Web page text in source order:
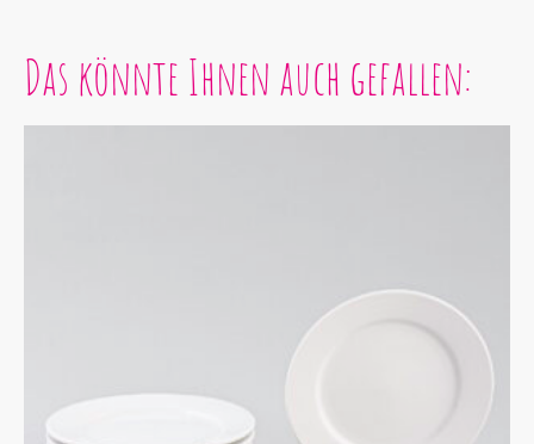
Das könnte Ihnen auch gefallen: